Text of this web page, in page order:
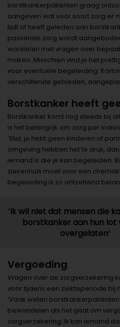
borstkankerpatiënten graag
aangeven wat voor soort zorg er
lijdt of heeft geleden aan
passende zorg wordt
worstelen met vragen over
maken. Misschien vind je het
voor eventuele begeleiding.
verschillende gebieden,
Borstkanker heeft
Borstkanker komt nog steeds bij
is het belangrijk om zorg per
‘Stel, je hebt geen kinderen of
omgeving hebben het te druk,
iemand is die je kan begeleiden.
ziekenhuis moet voor een
begeleiding is zo ontzettend
‘Ik wil niet dat mensen die
borstkanker aan hun lot
overgelaten’
Vergoeding
Vragen over de zorgverzekering
voor tijdens een ziekteperiode bij
‘Vaak weten
bewandelen als het gaat om
zorgverzekering. Ik kan iemand